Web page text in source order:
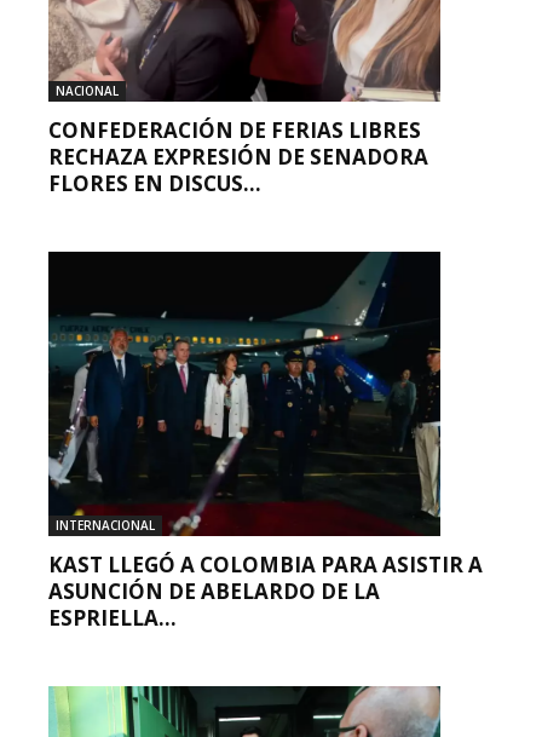
NACIONAL
CONFEDERACIÓN DE FERIAS LIBRES
RECHAZA EXPRESIÓN DE SENADORA
FLORES EN DISCUS...
INTERNACIONAL
KAST LLEGÓ A COLOMBIA PARA ASISTIR A
ASUNCIÓN DE ABELARDO DE LA
ESPRIELLA...